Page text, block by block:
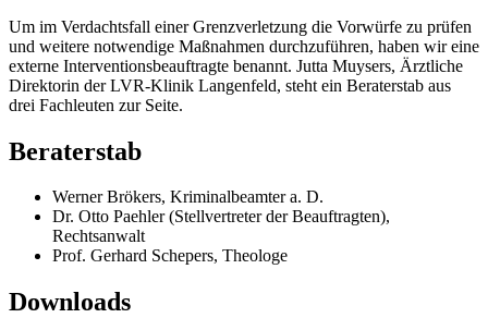
Um im Verdachtsfall einer Grenzverletzung die Vorwürfe zu prüfen
und weitere notwendige Maßnahmen durchzuführen, haben wir eine
externe Interventionsbeauftragte benannt. Jutta Muysers, Ärztliche
Direktorin der LVR-Klinik Langenfeld, steht ein Beraterstab aus
drei Fachleuten zur Seite.
Beraterstab
Werner Brökers, Kriminalbeamter a. D.
Dr. Otto Paehler (Stellvertreter der Beauftragten),
Rechtsanwalt
Prof. Gerhard Schepers, Theologe
Downloads